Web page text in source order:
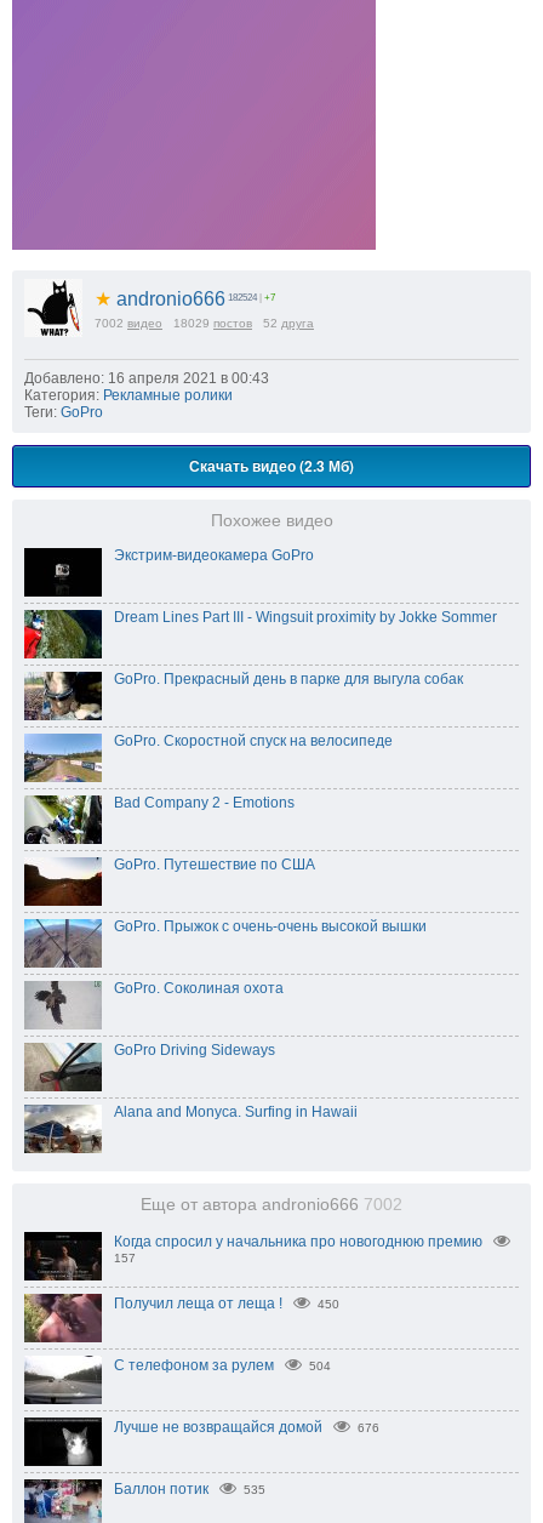
★ andronio666 182524 +7
7002 видео 18029 постов 52 друга
Добавлено: 16 апреля 2021 в 00:43
Категория: Рекламные ролики
Теги: GoPro
Скачать видео (2.3 Мб)
Похожее видео
Экстрим-видеокамера GoPro
Dream Lines Part III - Wingsuit proximity by Jokke Sommer
GoPro. Прекрасный день в парке для выгула собак
GoPro. Скоростной спуск на велосипеде
Bad Company 2 - Emotions
GoPro. Путешествие по США
GoPro. Прыжок с очень-очень высокой вышки
GoPro. Соколиная охота
GoPro Driving Sideways
Alana and Monyca. Surfing in Hawaii
Еще от автора andronio666 7002
Когда спросил у начальника про новогоднюю премию
157
Получил леща от леща ! 450
С телефоном за рулем 504
Лучше не возвращайся домой 676
Баллон потик 535